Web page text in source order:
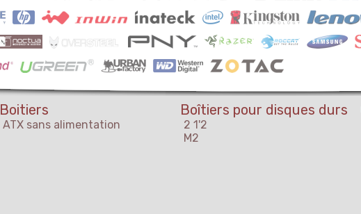
Boitiers
ATX sans alimentation
Boîtiers pour disques durs
2 1'2
M2